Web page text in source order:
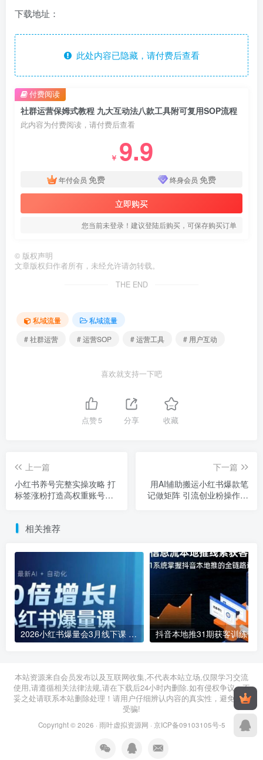
下载地址：
此处内容已隐藏，请付费后查看
社群运营保姆式教程 九大互动法八款工具附可复用SOP流程
此内容为付费阅读，请付费后查看
￥ 9.9
年付会员 免费 终身会员 免费
立即购买
您当前未登录！建议登陆后购买，可保存购买订单
付费阅读
© 版权声明
文章版权归作者所有，未经允许请勿转载。
THE END
私域流量
私域流量
# 社群运营
# 运营SOP # 运营工具 # 用户互动
喜欢就支持一下吧
点赞5 分享 收藏
上一篇
小红书养号完整实操攻略 打
标签涨粉打造高权重账号实
下一篇
用AI辅助搬运小红书爆款笔
记做矩阵 引流创业粉操作方
相关推荐
2026小红书爆量会3月线下课 AI+自动化运营玩法全解析
2026年04月11日 2026年04月22日
本站资源来自会员发布以及互联网收集,不代表本站立场,仅限学习交流
使用,请遵循相关法律法规,请在下载后24小时内删除.如有侵权争议、不
妥之处请联系本站删除处理！请用户仔细辨认内容的真实性，避免上当
受骗!
Copyright © 2026 · 雨叶虚拟资源网 · 京ICP备09103105号-5